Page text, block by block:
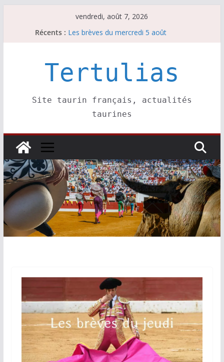
vendredi, août 7, 2026
Récents : Les brèves du mercredi 5 août
Escalafón 2026 – novilleros –
Les brèves du jeudi 6 août
Tertulias
Site taurin français, actualités
taurines